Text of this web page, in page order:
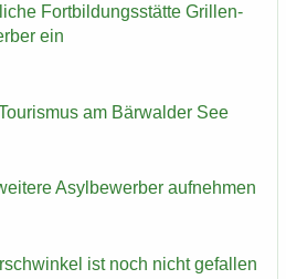
Fort­bil­dungs­stät­te Gril­len­
ein
am Bär­wal­der See
Asyl­be­wer­ber auf­neh­men
ist noch nicht ge­fal­len